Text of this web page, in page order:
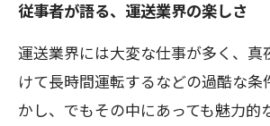
従事者が語る、運送業界の楽しさ
運送業界には大変な仕事が多く、真
けて長時間運転するなどの過酷な条
かし、でもその中にあっても魅力的